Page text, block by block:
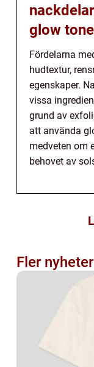
glow
Fördelarna
hudtextur,
egenskaper.
vissa
grund av
att använda
medveten om
behovet av
Fler nyheter